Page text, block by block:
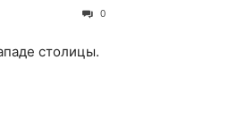
0
столицы.